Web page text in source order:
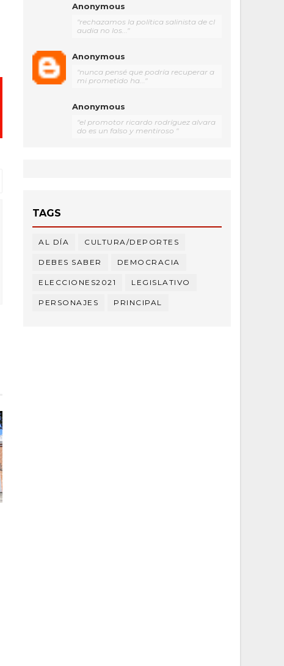
Anonymous
"rechazamos la política salinista de cl
audia no los..."
Anonymous
"nunca pensé que podría recuperar a
mi prometido ha..."
Anonymous
"el promotor ricardo rodríguez alvara
do es un falso y mentiroso "
TAGS
AL DÍA CULTURA/DEPORTES
DEBES SABER DEMOCRACIA
ELECCIONES2021 LEGISLATIVO
PERSONAJES PRINCIPAL